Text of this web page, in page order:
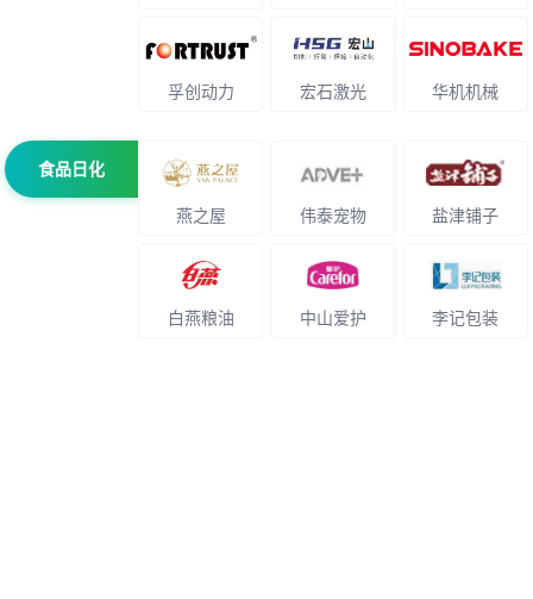
孚创动力 宏石激光 华机机械
食品日化
燕之屋 伟泰宠物 盐津铺子
白燕粮油 中山爱护 李记包装